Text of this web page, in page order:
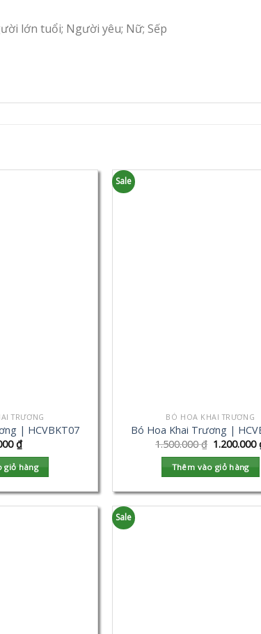
lớn tuổi; Người yêu; Nữ; Sếp
TRƯƠNG
| HCVBKT07
₫
giỏ hàng
Sale
BÓ HOA KHAI TRƯƠNG
Bó Hoa Khai Trương |
1.500.000₫ 1.200.000
Thêm vào giỏ hàng
Sale